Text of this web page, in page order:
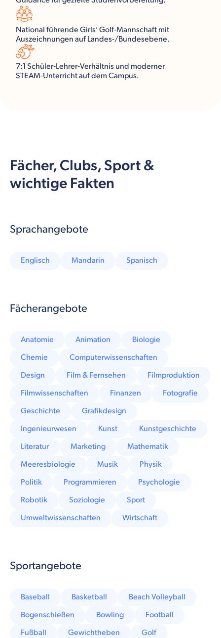
National führende Girls’ Golf-Mannschaft mit
Auszeichnungen auf Landes-/Bundesebene.
7:1 Schüler‑Lehrer‑Verhältnis und moderner
STEAM‑Unterricht auf dem Campus.
Fächer, Clubs, Sport &
wichtige Fakten
Sprachangebote
Englisch Mandarin Spanisch
Fächerangebote
Anatomie Animation
Biologie
Chemie
Computerwissenschaften
Design
Film & Fernsehen
Filmproduktion
Filmwissenschaften
Finanzen
Fotografie
Geschichte
Grafikdesign
Ingenieurwesen
Kunst
Kunstgeschichte
Literatur
Marketing
Mathematik
Meeresbiologie
Musik
Physik
Politik
Programmieren
Psychologie
Robotik
Soziologie
Sport
Umweltwissenschaften
Wirtschaft
Sportangebote
Baseball Basketball
Beach Volleyball
Bogenschießen
Bowling
Football
Fußball
Gewichtheben
Golf